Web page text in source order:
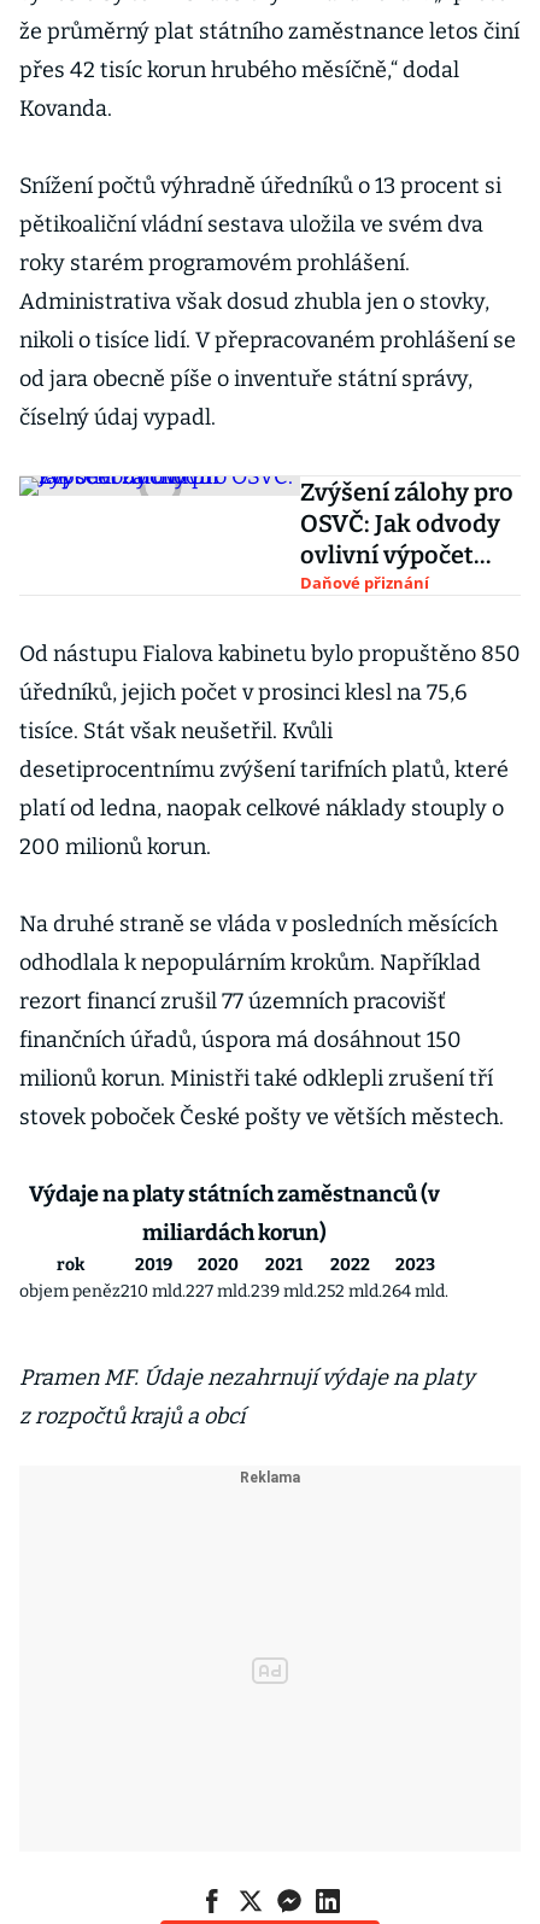
že průměrný plat státního zaměstnance letos činí
přes 42 tisíc korun hrubého měsíčně,“ dodal
Kovanda.
Snížení počtů výhradně úředníků o 13 procent si
pětikoaliční vládní sestava uložila ve svém dva
roky starém programovém prohlášení.
Administrativa však dosud zhubla jen o stovky,
nikoli o tisíce lidí. V přepracovaném prohlášení se
od jara obecně píše o inventuře státní správy,
číselný údaj vypadl.
Zvýšení zálohy pro
OSVČ: Jak odvody
ovlivní výpočet
důchodu
Daňové přiznání
Od nástupu Fialova kabinetu bylo propuštěno 850
úředníků, jejich počet v prosinci klesl na 75,6
tisíce. Stát však neušetřil. Kvůli
desetiprocentnímu zvýšení tarifních platů, které
platí od ledna, naopak celkové náklady stouply o
200 milionů korun.
Na druhé straně se vláda v posledních měsících
odhodlala k nepopulárním krokům. Například
rezort financí zrušil 77 územních pracovišť
finančních úřadů, úspora má dosáhnout 150
milionů korun. Ministři také odklepli zrušení tří
stovek poboček České pošty ve větších městech.
Výdaje na platy státních zaměstnanců (v
miliardách korun)
rok 2019 2020 2021 2022
2023
objem peněz210 mld.227 mld.239 mld.252 mld.264 mld.
Pramen MF. Údaje nezahrnují výdaje na platy
z rozpočtů krajů a obcí